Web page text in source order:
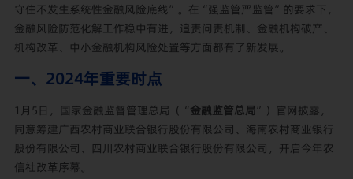
守住不发生系统性金融风险底线”。在“强监管严监管”的要求下，
金融风险防范化解工作稳中有进，追责问责机制、金融机构破产、
机构改革、中小金融机构风险处置等方面都有了新发展。
一、2024年重要时点
1月5日，国家金融监督管理总局（“金融监管总局”）官网披露，
同意筹建广西农村商业联合银行股份有限公司、海南农村商业银行
股份有限公司、四川农村商业联合银行股份有限公司，开启今年农
信社改革序幕。